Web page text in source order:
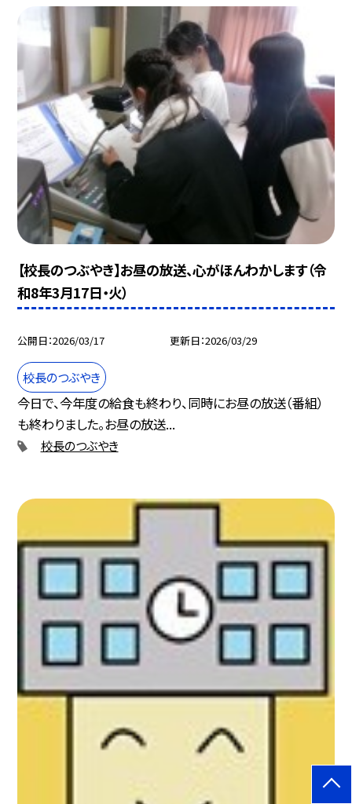
【校長のつぶやき】お昼の放送、心がほんわかします（令
和8年3月17日・火）
公開日 2026/03/17 更新日 2026/03/29
校長のつぶやき
今日で、今年度の給食も終わり、同時にお昼の放送（番組）
も終わりました。お昼の放送...
校長のつぶやき